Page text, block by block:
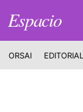
Espacio
ORSAI EDITORIAL